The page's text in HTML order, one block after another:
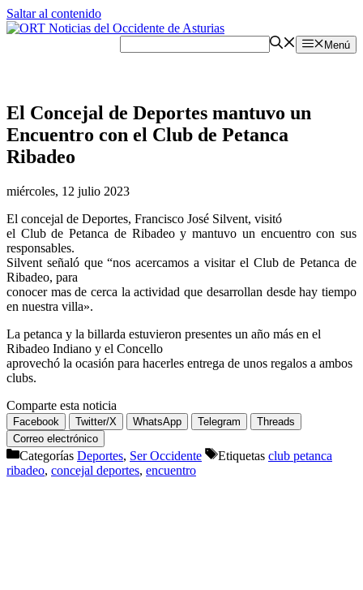
Saltar al contenido
Menú
El Concejal de Deportes mantuvo un
Encuentro con el Club de Petanca
Ribadeo
miércoles, 12 julio 2023
El concejal de Deportes, Francisco José Silvent, visitó
el Club de Petanca de Ribadeo y mantuvo un encuentro con sus
responsables.
Silvent señaló que “nos acercamos a visitar el Club de Petanca de
Ribadeo, para
conocer mas de cerca la actividad que desarrollan desde hay tiempo
en nuestra villa».
La petanca y la billarda estuvieron presentes un año más en el
Ribadeo Indiano y el Concello
aprovechó la ocasión para hacerles entrega de unos regalos a ambos
clubs.
Comparte esta noticia
Facebook Twitter/X WhatsApp Telegram
Threads
Correo electrónico
Categorías Deportes, Ser Occidente Etiquetas club petanca
ribadeo, concejal deportes, encuentro